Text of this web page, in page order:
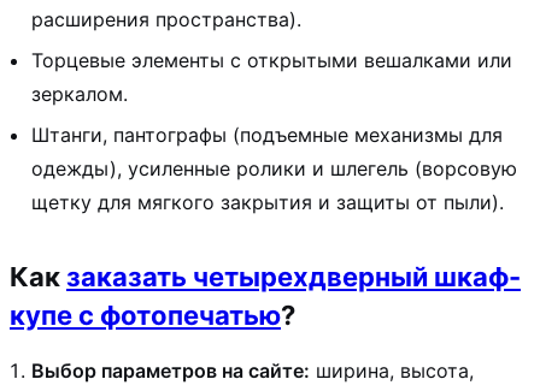
расширения пространства).
Торцевые элементы с открытыми вешалками или
зеркалом.
Штанги, пантографы (подъемные механизмы для
одежды), усиленные ролики и шлегель (ворсовую
щетку для мягкого закрытия и защиты от пыли).
Какзаказать четырехдверный шкаф-
купе с фотопечатью?
Выбор параметров на сайте: ширина, высота,